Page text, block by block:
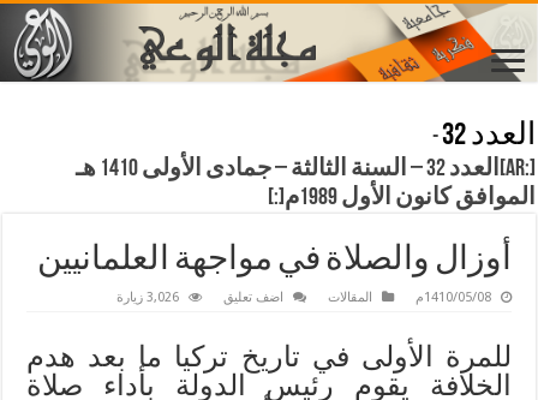
العدد 32
-
[:ar]العدد 32 – السنة الثالثة – جمادى الأولى 1410 هـ
الموافق كانون الأول 1989م[:]
أوزال والصلاة في مواجهة العلمانيين
1410/05/08م المقالات اضف تعليق 3,026 زيارة
للمرة الأولى في تاريخ تركيا ما بعد هدم
الخلافة يقوم رئيس الدولة بأداء صلاة